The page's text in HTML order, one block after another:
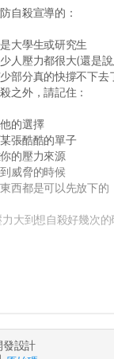
自殺宣導的：
大學生或研究生
人壓力都很大(還是
部分真的快撐不下去
之外，請記住：
的選擇
張酷酷的單子
的壓力來源
威脅的時候
西都是可以先放下的
大到想自殺好幾次的
設計